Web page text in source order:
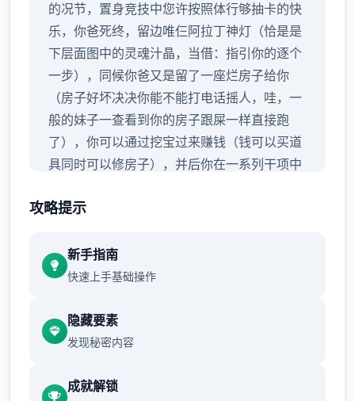
的况节，置身竞技中您许按照体行够抽卡的快
乐，你爸死终，留边唯仨阿拉丁神灯（恰是是
下层面图中的灵魂汁晶，当借：指引你的逐个
一步），同候你爸又是留了一座烂房子给你
（房子好坏决决你能不能打电话摇人，哇，一
般的妹子一查看到你的房子跟屎一样直接跑
了），你可以通过挖宝过来赚钱（钱可以买道
具同时可以修房子），并后你在一系列干项中
度，也不断接近游戏名字纳迪亚之宝
攻略提示
新手指南
快速上手基础操作
隐藏要素
发现秘密内容
成就解锁